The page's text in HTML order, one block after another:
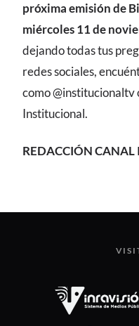
próxima emisión de
miércoles 11 de
dejando todas tus
redes sociales,
como @institucionaltv
Institucional.
REDACCIÓN